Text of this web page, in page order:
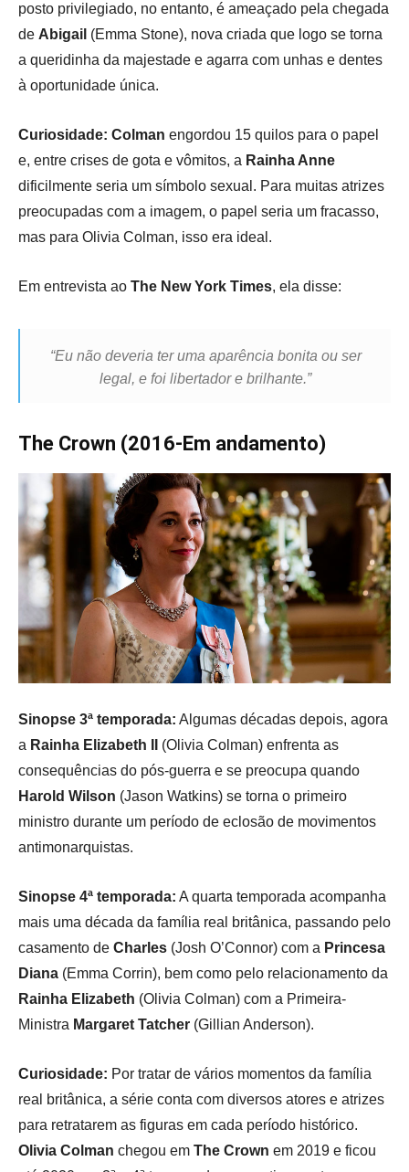
posto privilegiado, no entanto, é ameaçado pela chegada
de Abigail (Emma Stone), nova criada que logo se torna
a queridinha da majestade e agarra com unhas e dentes
à oportunidade única.
Curiosidade: Colman engordou 15 quilos para o papel
e, entre crises de gota e vômitos, a Rainha Anne
dificilmente seria um símbolo sexual. Para muitas atrizes
preocupadas com a imagem, o papel seria um fracasso,
mas para Olivia Colman, isso era ideal.
Em entrevista ao The New York Times, ela disse:
“Eu não deveria ter uma aparência bonita ou ser
legal, e foi libertador e brilhante.”
The Crown (2016-Em andamento)
Sinopse 3ª temporada: Algumas décadas depois, agora
a Rainha Elizabeth II
(Olivia Colman) enfrenta as
consequências do pós-guerra e se preocupa quando
Harold Wilson (Jason Watkins) se torna o primeiro
ministro durante um período de eclosão de movimentos
antimonarquistas.
Sinopse 4ª temporada: A quarta temporada acompanha
mais uma década da família real britânica, passando pelo
casamento de Charles (Josh O’Connor) com a Princesa
Diana (Emma Corrin), bem como pelo relacionamento da
Rainha Elizabeth (Olivia Colman) com a Primeira-
Ministra Margaret Tatcher (Gillian Anderson).
Curiosidade: Por tratar de vários momentos da família
real britânica, a série conta com diversos atores e atrizes
para retratarem as figuras em cada período histórico.
Olivia Colman chegou em The Crown em 2019 e ficou